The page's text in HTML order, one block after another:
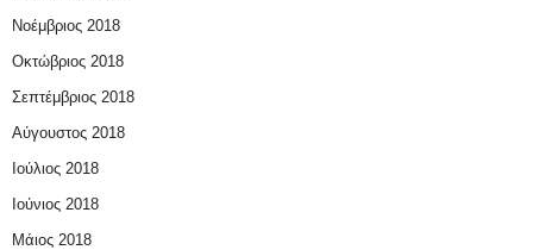
Νοέμβριος 2018
Οκτώβριος 2018
Σεπτέμβριος 2018
Αύγουστος 2018
Ιούλιος 2018
Ιούνιος 2018
Μάιος 2018